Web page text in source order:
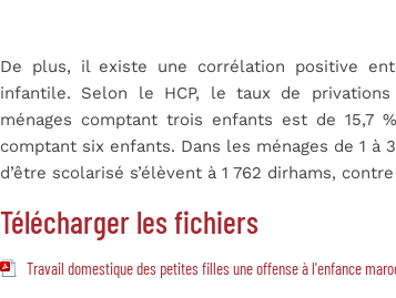
De plus, il existe une corrélation positive
infantile. Selon le HCP, le taux de
ménages comptant trois enfants est de 15,7
comptant six enfants. Dans les ménages de 1 à
d’être scolarisé s’élèvent à 1 762 dirhams,
Télécharger les fichiers
Travail domestique des petites filles une offense à l'enfance